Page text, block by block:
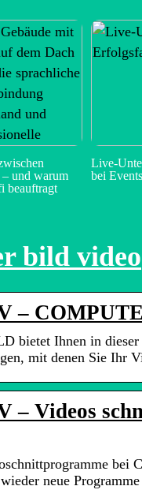
und warum
beauftragt
Live-
bei Events
bild video
–
bietet Ihnen in
mit denen Sie Ihr
– Videos
bei
neue